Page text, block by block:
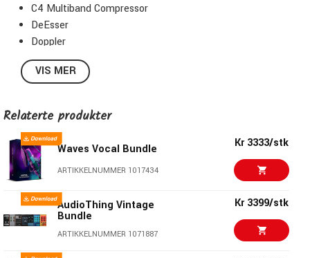
C4 Multiband Compressor
DeEsser
Doppler
Doubler
Enigma
GTR3 Stomps
GTR3 ToolRack
GTR3 Tuner
H-Comp Hybrid Compressor
H-Delay Hybrid Delay
L1 Ultramaximizer
L2 Ultramaximizer
L3 Ultramaximizer
L3-LL Ultramaximizer
VIS MER
Relaterte produkter
Waves Vocal Bundle
ARTIKKELNUMMER 1017434
Kr 3333/stk
AudioThing Vintage
Bundle
ARTIKKELNUMMER 1071887
Kr 3399/stk